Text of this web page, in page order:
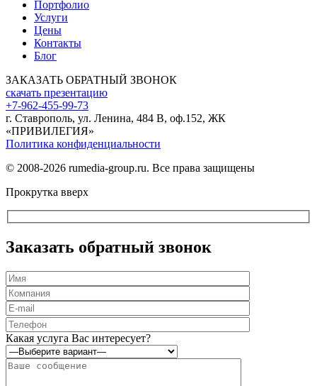
Портфолио
Услуги
Цены
Контакты
Блог
ЗАКАЗАТЬ ОБРАТНЫЙ ЗВОНОК
скачать презентацию
+7-962-455-99-73
г. Ставрополь, ул. Ленина, 484 В, оф.152, ЖК
«ПРИВИЛЕГИЯ»
Политика конфиденциальности
© 2008-2026 rumedia-group.ru. Все права защищены
Прокрутка вверх
Заказать обратный звонок
Оставьте
это
поле
пустым.
Какая услуга Вас интересует?